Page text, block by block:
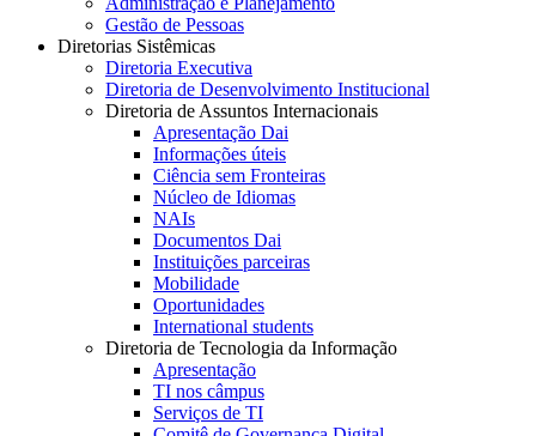
Gestão de Pessoas
Diretorias Sistêmicas
Diretoria Executiva
Diretoria de Desenvolvimento Institucional
Diretoria de Assuntos Internacionais
Apresentação Dai
Informações úteis
Ciência sem Fronteiras
Núcleo de Idiomas
NAIs
Documentos Dai
Instituições parceiras
Mobilidade
Oportunidades
International students
Diretoria de Tecnologia da Informação
Apresentação
TI nos câmpus
Serviços de TI